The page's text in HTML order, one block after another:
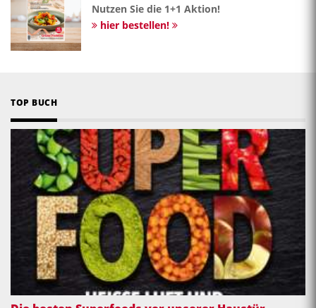
Nutzen Sie die 1+1 Aktion!
hier bestellen!
TOP BUCH